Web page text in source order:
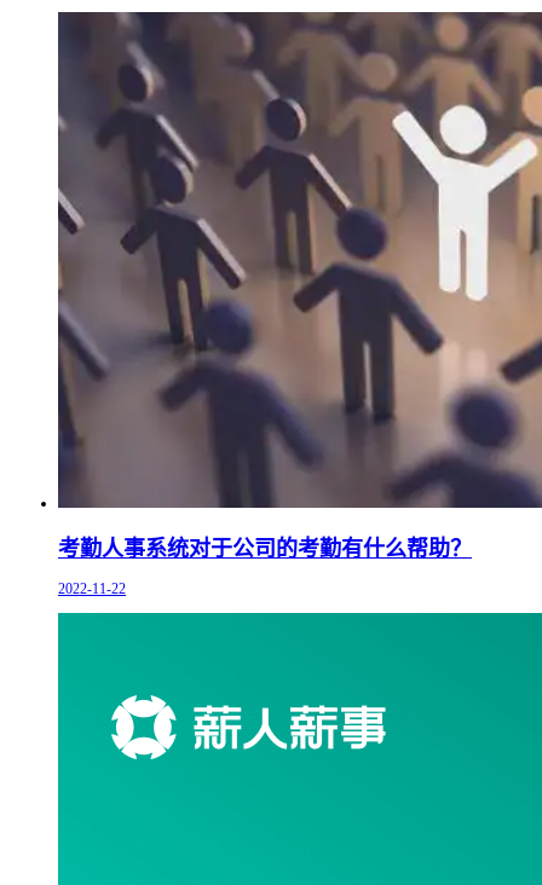
考勤人事系统对于公司的考勤有什么帮助？
2022-11-22